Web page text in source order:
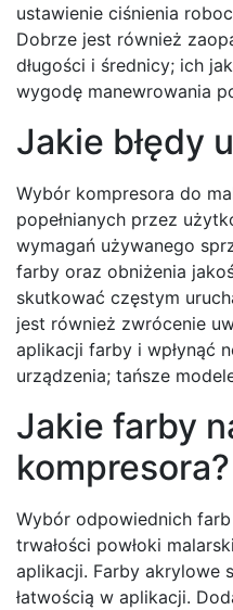
ustawienie ciśnienia
Dobrze jest również
długości i średnicy; ich
wygodę manewrowania
Jakie błędy
Wybór kompresora do
popełnianych przez
wymagań używanego
farby oraz obniżenia
skutkować częstym
jest również zwrócenie
aplikacji farby i wpłynąć
urządzenia; tańsze
Jakie farby
kompresora?
Wybór odpowiednich
trwałości powłoki
aplikacji. Farby akrylowe
łatwością w aplikacji.